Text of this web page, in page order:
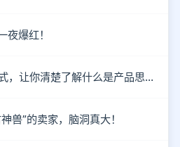
夜爆红！
12种产品经理的思维方式，让你清楚了解什么是产品思维
兽”的卖家，脑洞真大！